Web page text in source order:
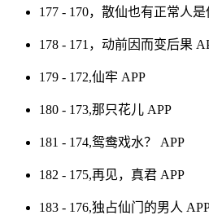
177 - 170，散仙也有正常人
178 - 171，动前因而变后果
179 - 172,仙牢 APP
180 - 173,那只花儿 APP
181 - 174,鸳鸯戏水？ APP
182 - 175,再见，真君 APP
183 - 176,独占仙门的男人